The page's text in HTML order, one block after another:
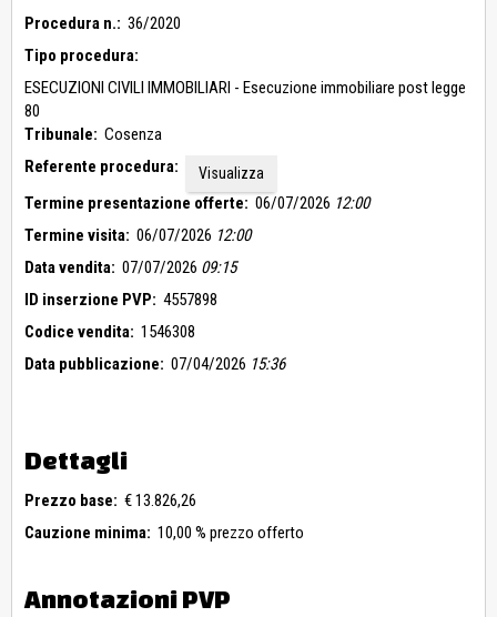
Procedura n.: 36/2020
Tipo procedura:
ESECUZIONI CIVILI IMMOBILIARI - Esecuzione immobiliare post legge
80
Tribunale: Cosenza
Referente procedura:
Visualizza
Termine presentazione offerte: 06/07/2026 12:00
Termine visita: 06/07/2026 12:00
Data vendita: 07/07/2026 09:15
ID inserzione PVP: 4557898
Codice vendita: 1546308
Data pubblicazione: 07/04/2026 15:36
Dettagli
Prezzo base: € 13.826,26
Cauzione minima: 10,00 % prezzo offerto
Annotazioni PVP